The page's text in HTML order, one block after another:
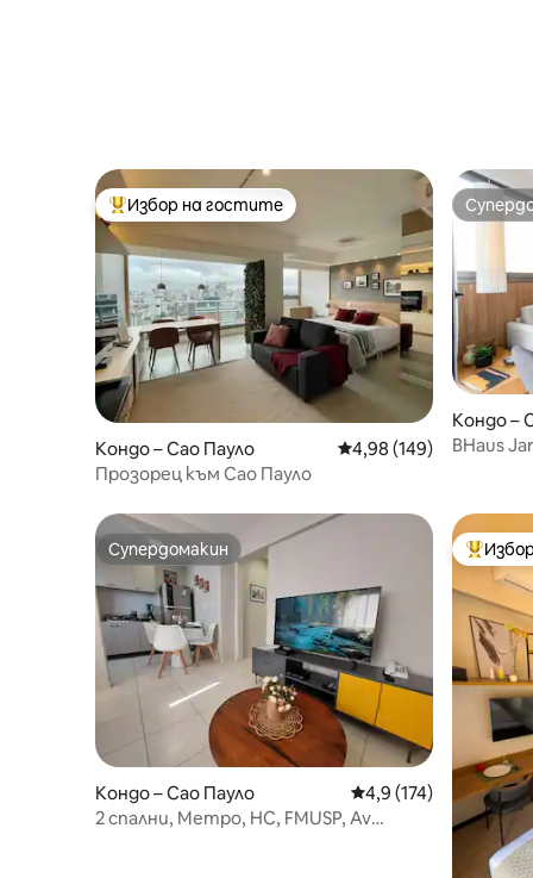
Най-популярен избор на гостите
Избор на гостите
Кондо – Сао Пауло Средна оценка: 4,98
4,98 (149)
Прозорец към Сао Пауло
Кондо –
BHaus Jardins VN Melo
Супердомакин
Супердомакин
Кондо – Сао Пауло Средна оценка: 4,9
4,9 (174)
2 спални, Метро, HC, FMUSP, Av
Най-